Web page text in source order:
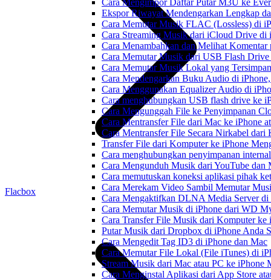
Cara Mengimpor Daftar Putar M3U ke
Ekspor Riwayat Mendengarkan Lengkap
Cara Memutar Musik FLAC (Lossless) di
Cara Streaming Musik dari iCloud Drive di
Cara Menambahkan dan Melihat
Cara Memutar Musik dari USB Flash
Cara Memutar Musik Lokal yang
Cara Mendengarkan Buku Audio di
Cara Menggunakan Equalizer Audio di
Cara menghubungkan USB flash drive ke
Cara Mengunggah File ke Penyimpanan
Cara Mentransfer File dari Mac ke iPhone
Cara Mentransfer File Secara Nirkabel
Transfer File dari Komputer ke iPhone
Cara menghubungkan penyimpanan
Cara Mengunduh Musik dari YouTube
Cara memutuskan koneksi aplikasi pihak
Cara Merekam Video Sambil Memutar
Cara Mengaktifkan DLNA Media Server
Cara Memutar Musik di iPhone dari WD
Cara Transfer File Musik dari Komputer
Putar Musik dari Dropbox di iPhone Anda
Cara Mengedit Tag ID3 di iPhone dan Mac
Cara Memutar File Lokal (File iTunes) di
Stream Musik dari Mac atau PC ke iPhone
Cara Menginstal Aplikasi dari App Store
Flacbox